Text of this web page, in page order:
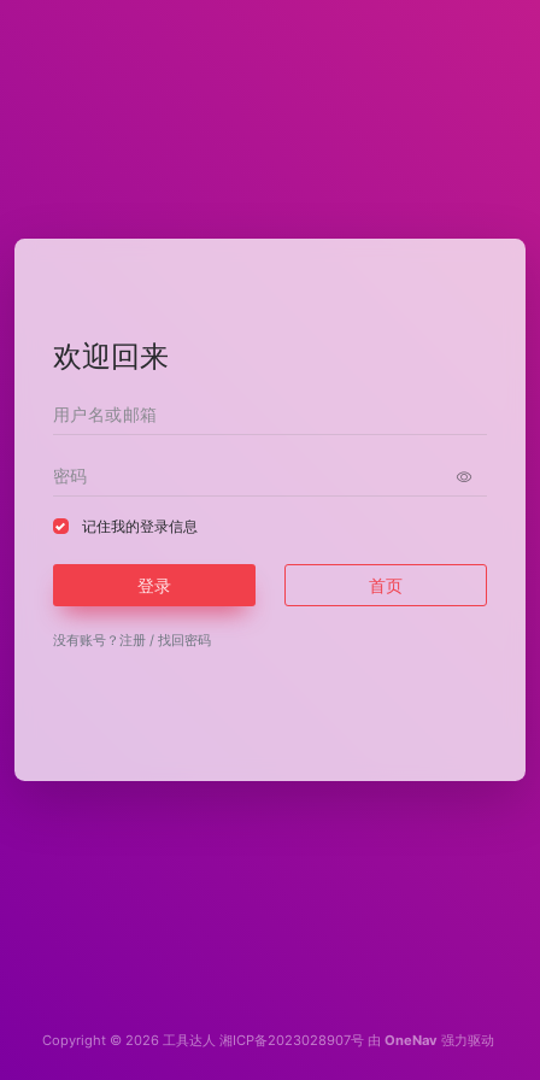
欢迎回来
记住我的登录信息
登录 首页
没有账号？ 注册 / 找回密码
Copyright © 2026 工具达人 湘ICP备2023028907号 由 OneNav 强力驱动